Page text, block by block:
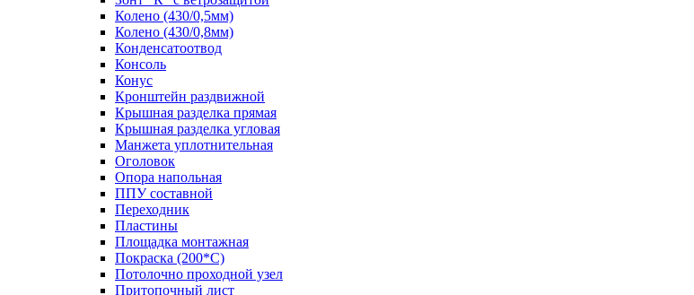
Колено (430/0,5мм)
Колено (430/0,8мм)
Конденсатоотвод
Консоль
Конус
Кронштейн раздвижной
Крышная разделка прямая
Крышная разделка угловая
Манжета уплотнительная
Оголовок
Опора напольная
ППУ составной
Переходник
Пластины
Площадка монтажная
Покраска (200*С)
Потолочно проходной узел
Притопочный лист